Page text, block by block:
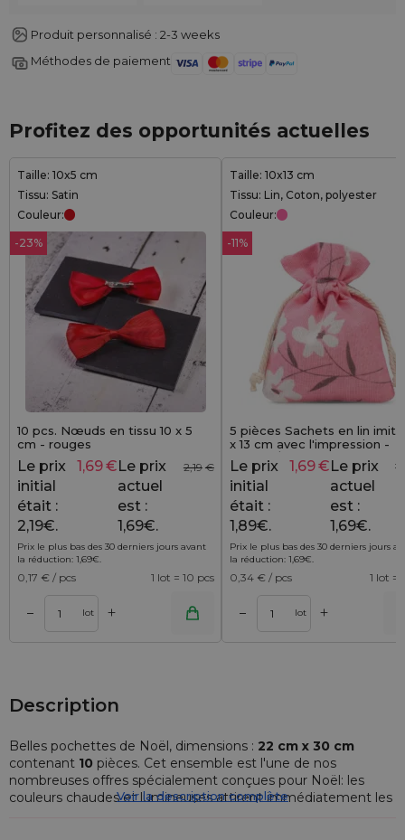
Produit personnalisé : 2-3 weeks
Méthodes de paiement
Profitez des opportunités actuelles
Taille: 10x5 cm
Tissu: Satin
Couleur:
-23%
10 pcs. Nœuds en tissu 10 x 5
cm - rouges
2,19 €
Le prix
initial
était :
2,19€.
1,69€Le prix
actuel
est :
1,69€.
Prix le plus bas des 30 derniers jours avant
la réduction: 1,69€.
0,17 € / pcs 1 lot = 10 pcs
– lot +
Taille: 10x13 cm
Tissu: Lin, Coton, polyester
Couleur:
-11%
5 pièces Sachets en lin imité
x 13 cm avec l'impression -
naturel / fleurs roses
Le prix
initial
était :
1,89€.
1,69€Le prix
actuel
est :
1,69€.
Prix le plus bas des 30 derniers jours
la réduction: 1,69€.
0,34 € / pcs 1 lot =
– lot +
Ajouter au panier
Description
Belles pochettes de Noël, dimensions : 22 cm x 30 cm
contenant 10 pièces. Cet ensemble est l'une de nos
nombreuses offres spécialement conçues pour Noël: les
couleurs chaudes et lumineuses attirent immédiatement les
Voir la description complète